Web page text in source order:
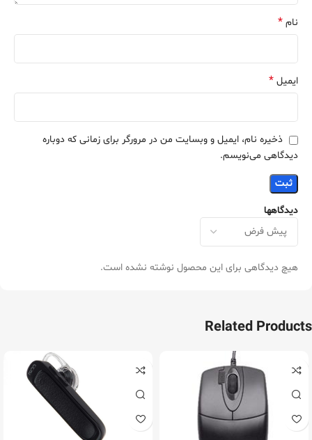
دیدگاهها
هیچ دیدگاهی برای این محصول نوشته نشده است.
نام *
ایمیل *
ذخیره نام، ایمیل و وبسایت من در مرورگر برای زمانی که دوباره
دیدگاهی می‌نویسم.
Related Products